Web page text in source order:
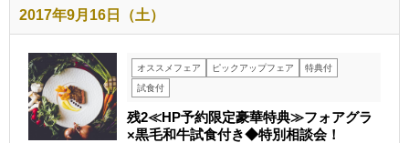
2017年9月16日（土）
オススメフェア ピックアップフェア
特典付
試食付
残2≪HP予約限定豪華特典≫フォアグラ
×黒毛和牛試食付き◆特別相談会！